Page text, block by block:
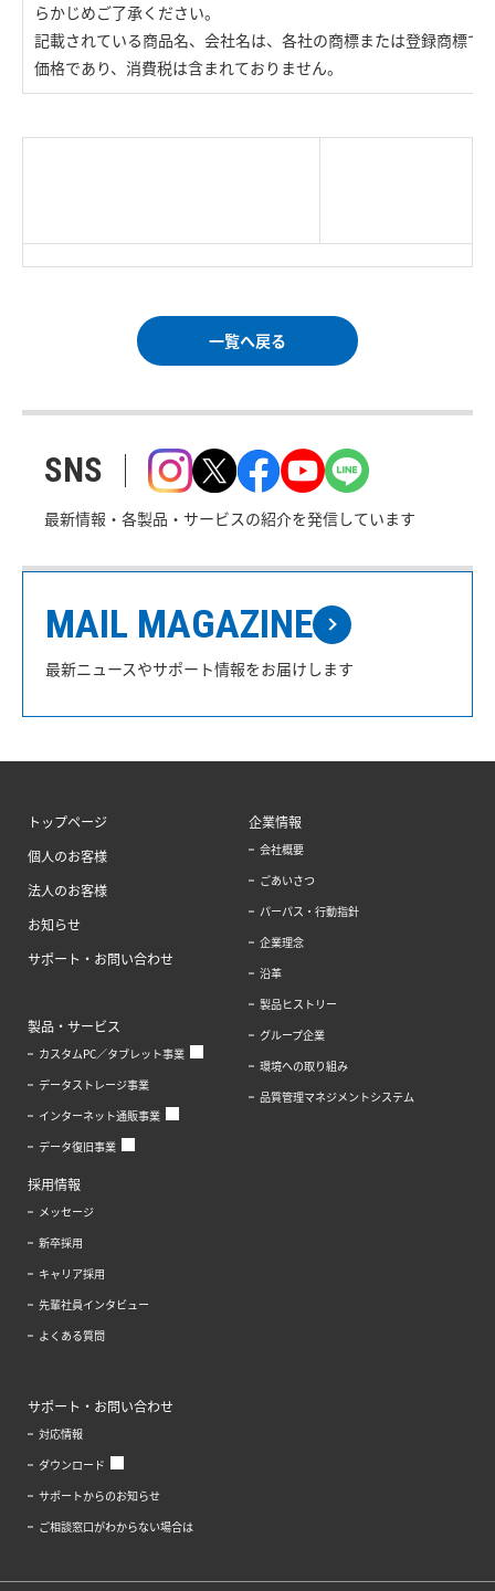
らかじめご了承ください。
記載されている商品名、会社名は、各社の商標または登録商標で
価格であり、消費税は含まれておりません。
一覧へ戻る
SNS
最新情報・各製品・サービスの紹介を発信しています
MAIL MAGAZINE
最新ニュースやサポート情報をお届けします
トップページ
個人のお客様
法人のお客様
お知らせ
サポート・お問い合わせ
製品・サービス
カスタムPC／タブレット事業
データストレージ事業
インターネット通販事業
データ復旧事業
企業情報
会社概要
ごあいさつ
パーパス・行動指針
企業理念
沿革
製品ヒストリー
グループ企業
環境への取り組み
品質管理マネジメントシステム
採用情報
メッセージ
新卒採用
キャリア採用
先輩社員インタビュー
よくある質問
サポート・お問い合わせ
対応情報
ダウンロード
サポートからのお知らせ
ご相談窓口がわからない場合は